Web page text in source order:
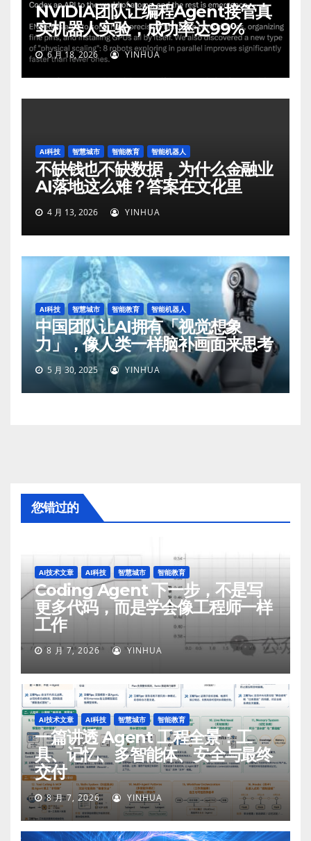
NVIDIA团队让编程Agent接管真
实机器人实验，成功率达99%
6 月 18, 2026 YINHUA
AI科技 智慧城市 智能教育 智能机器人
不缺钱也不缺数据，为什么金融业
AI落地这么难？答案在文化里
4 月 13, 2026 YINHUA
AI科技 智慧城市 智能教育 智能机器人
中国团队让AI拥有「视觉想象
力」，像人类一样脑补画面来思考
5 月 30, 2025 YINHUA
您错过的
AI技术文章 AI科技 智慧城市 智能教育
Coding Agent 下一步，不是写
更多代码，而是学会像工程师一样
工作
8 月 7, 2026 YINHUA
AI技术文章 AI科技 智慧城市 智能教育
一篇讲透 Agent 工程全景：工
具、记忆、多智能体、安全与最终
交付
8 月 7, 2026 YINHUA